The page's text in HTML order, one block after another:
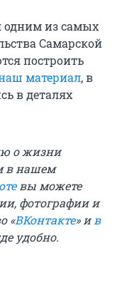
одним из самых
Самарской
построить
материал, в
в деталях
о жизни
в нашем
вы можете
фотографии и
«ВКонтакте»и в
удобно.